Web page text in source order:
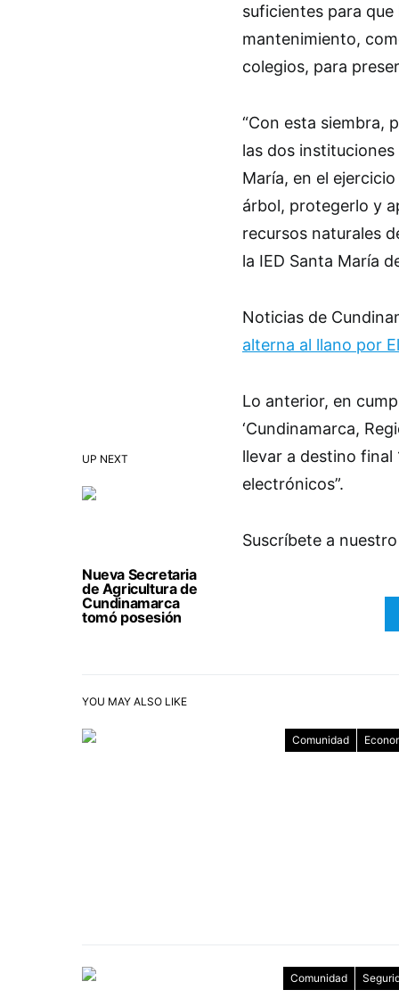
UP NEXT
Nueva Secretaria
de Agricultura de
Cundinamarca
tomó posesión
suficientes para
mantenimiento,
colegios, para
“Con esta siembra,
las dos
María, en el
árbol, protegerlo y
recursos naturales
la IED Santa María
Noticias de
alterna al llano por
Lo anterior, en
‘Cundinamarca,
llevar a destino
electrónicos”.
Suscríbete a
YOU MAY ALSO LIKE
Comunidad
Comunidad